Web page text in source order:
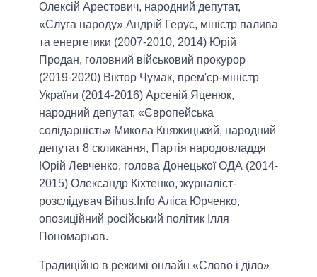
Олексій Арестович, народний депутат,
«Слуга народу» Андрій Герус, міністр палива
та енергетики (2007-2010, 2014) Юрій
Продан, головний військовий прокурор
(2019-2020) Віктор Чумак, прем'єр-міністр
України (2014-2016) Арсеній Яценюк,
народний депутат, «Європейська
солідарність» Микола Княжицький, народний
депутат 8 скликання, Партія народовладдя
Юрій Левченко, голова Донецької ОДА (2014-
2015) Олександр Кіхтенко, журналіст-
розслідувач Bihus.Info Аліса Юрченко,
опозиційний російський політик Ілля
Пономарьов.
Традиційно в режимі онлайн «Слово і діло»